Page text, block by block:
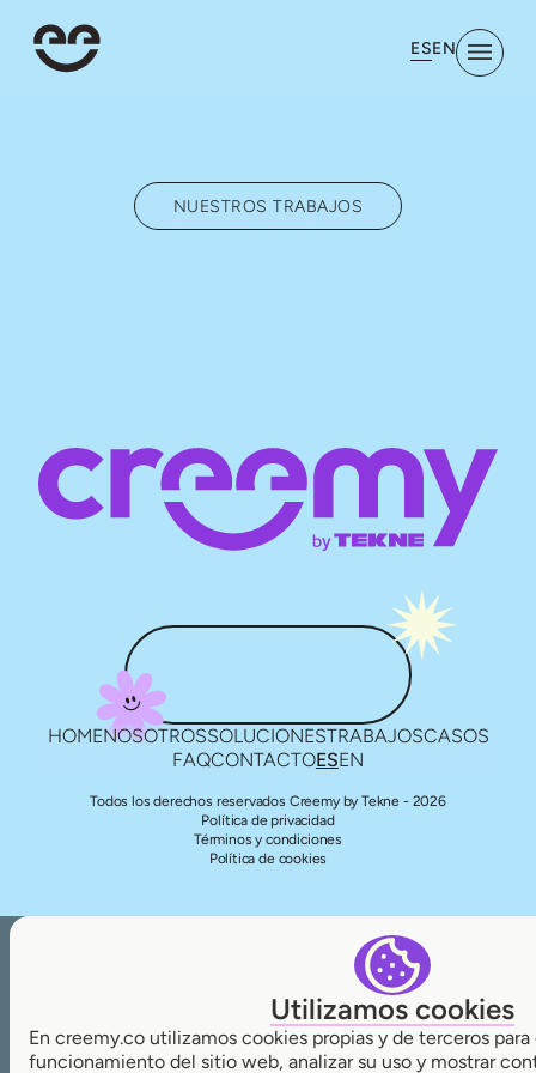
ESEN
NUESTROS TRABAJOS
HOMENOSOTROSSOLUCIONESTRABAJOSCASOS
FAQCONTACTOESEN
Todos los derechos reservados Creemy by Tekne - 2026
Política de privacidad
Términos y condiciones
Política de cookies
Utilizamos cookies
En creemy.co utilizamos cookies propias y de terceros
funcionamiento del sitio web, analizar su uso y mostrar